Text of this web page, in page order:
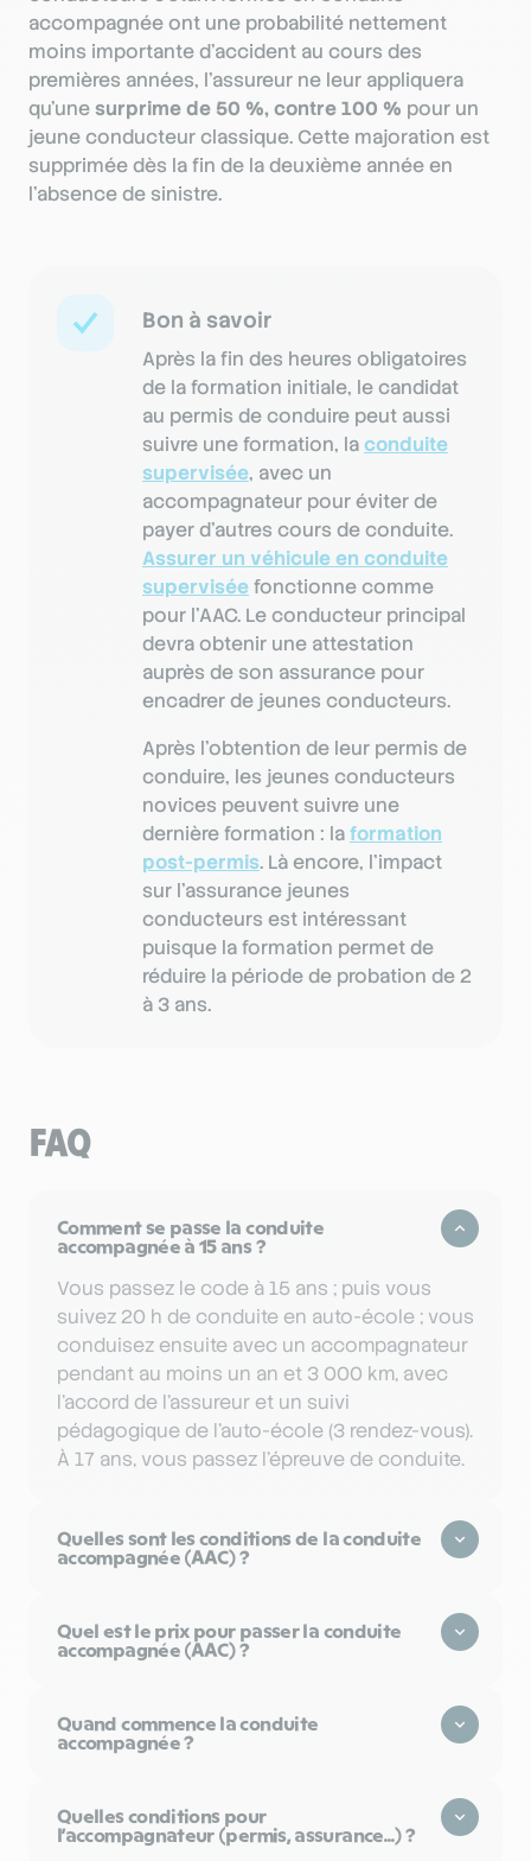
accompagnée ont une probabilité nettement
moins importante d'accident au cours des
premières années, l'assureur ne leur appliquera
qu'unesurprime de 50 %, contre 100 % pour un
jeune conducteur classique. Cette majoration est
supprimée dès la fin de la deuxième année en
l'absence de sinistre.
Bon à savoir
Après la fin des heures obligatoires
de la formation initiale, le candidat
au permis de conduire peut aussi
suivre une formation, laconduite
supervisée, avec un
accompagnateur pour éviter de
payer d’autres cours de conduite.
Assurer un véhicule en conduite
superviséefonctionne comme
pour l’AAC. Le conducteur principal
devra obtenir une attestation
auprès de son assurance pour
encadrer de jeunes conducteurs.
Après l'obtention de leur permis de
conduire, les jeunes conducteurs
novices peuvent suivre une
dernière formation : laformation
post-permis. Là encore, l’impact
sur l’assurance jeunes
conducteurs est intéressant
puisque la formation permet de
réduire la période de probation de 2
à 3 ans.
FAQ
Comment se passe la conduite
accompagnée à 15 ans ?
Vous passez le code à 15 ans ; puis vous
suivez 20 h de conduite en auto-école ; vous
conduisez ensuite avec un accompagnateur
pendant au moins un an et 3 000 km, avec
l’accord de l’assureur et un suivi
pédagogique de l’auto-école (3 rendez-vous).
À 17 ans, vous passez l’épreuve de conduite.
Quelles sont les conditions de la conduite
accompagnée (AAC) ?
Quel est le prix pour passer la conduite
accompagnée (AAC) ?
Quand commence la conduite
accompagnée ?
Quelles conditions pour
l’accompagnateur (permis, assurance...) ?